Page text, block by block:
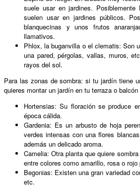
suele usar en jardines.
suelen usar en jardines públicos.
blanquecinas y unos frutos
llamativos.
Phlox, la buganvilla o el clematis: Son
una pared, pérgolas, vallas, muros,
rayos del sol.
Para las zonas de sombra: si tu jardín tiene
quieres montar un jardín en tu terraza o
Hortensias: Su floración se produce
época cálida.
Gardenia: Es un arbusto de hoja
verdes intensas con una flores
además un delicado aroma.
Camelia: Otra planta que quiere
entre colores como amarillo, rosa o rojo
Begonias: Existen una gran variedad
etc.